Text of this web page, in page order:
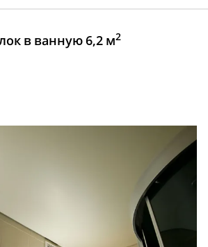
в ванную 6,2 м2